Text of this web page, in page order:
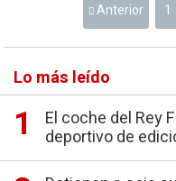
Anterior 1
Lo más leído
El coche del Rey
deportivo de